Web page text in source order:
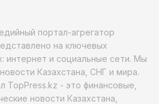
портал-агрегатор
на ключевых
интернет и социальные сети. Мы
Казахстана, СНГ и мира.
TopPress.kz - это финансовые,
новости Казахстана,